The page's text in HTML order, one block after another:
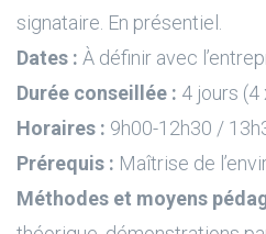
signataire. En présentiel.
Dates : À définir avec
Durée conseillée : 4 jours (4
Horaires : 9h00-12h30 /
Prérequis : Maîtrise de
Méthodes et moyens